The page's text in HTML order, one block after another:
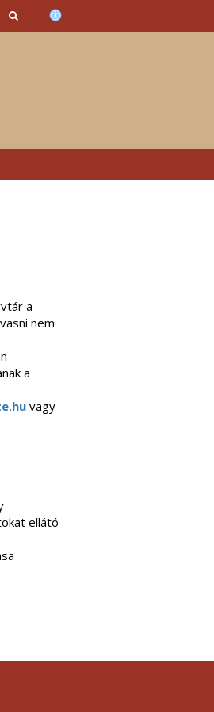
a
nem
a
vagy
ellátó